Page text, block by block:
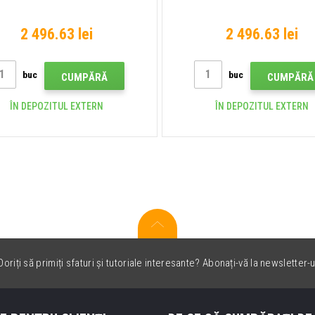
2 496.63 lei
buc CUMPĂRĂ
ÎN DEPOZITUL EXTERN
2 496.63 lei
buc CUMPĂRĂ
ÎN DEPOZITUL EXTERN
să primiți sfaturi și tutoriale interesante? Abonați-vă la newsletter-